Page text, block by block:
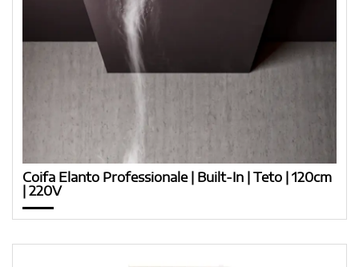
Coifa Elanto Professionale | Built-In | Teto | 120cm
| 220V